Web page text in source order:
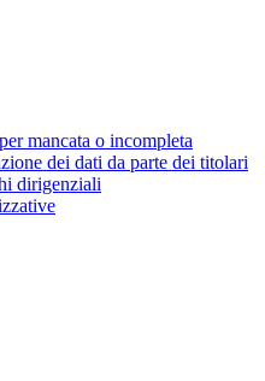
mancata o incompleta
dei dati da parte dei titolari
dirigenziali